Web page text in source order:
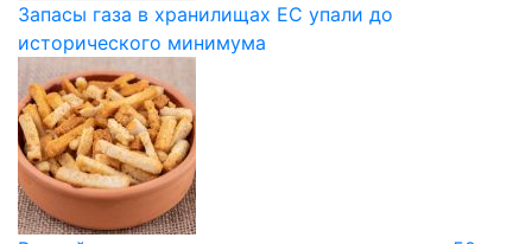
Запасы газа в хранилищах ЕС упали до
исторического минимума